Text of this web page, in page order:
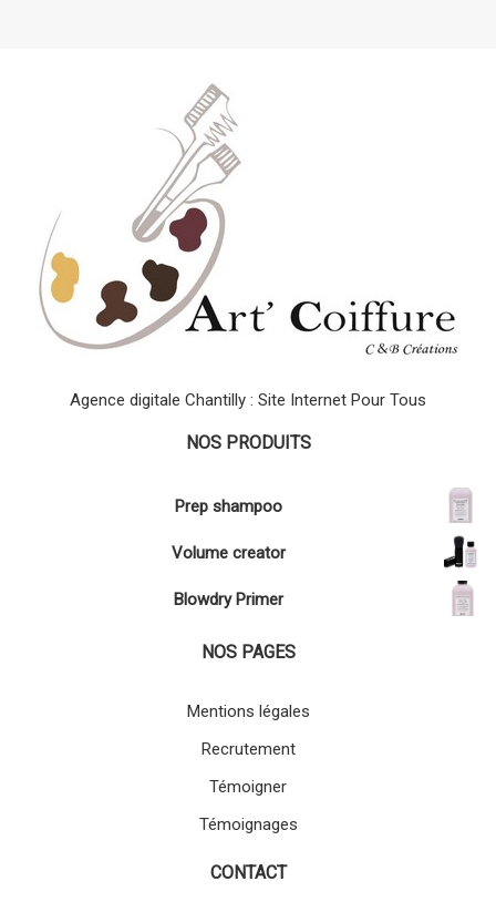
Agence digitale Chantilly : Site Internet Pour Tous
NOS PRODUITS
Prep shampoo
Volume creator
Blowdry Primer
NOS PAGES
Mentions légales
Recrutement
Témoigner
Témoignages
CONTACT